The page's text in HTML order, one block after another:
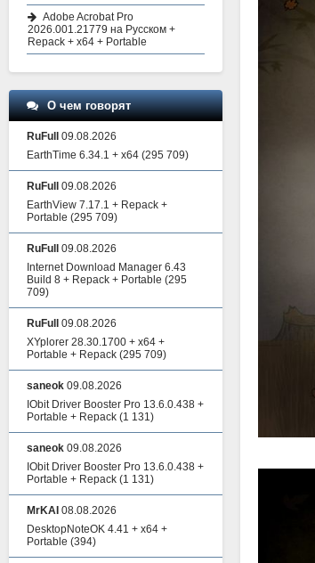
Adobe Acrobat Pro
2026.001.21779 на Русском +
Repack + x64 + Portable
О чем говорят
RuFull
09.08.2026
EarthTime 6.34.1 + x64 (295 709)
RuFull
09.08.2026
EarthView 7.17.1 + Repack +
Portable (295 709)
RuFull
09.08.2026
Internet Download Manager 6.43
Build 8 + Repack + Portable (295
709)
RuFull
09.08.2026
XYplorer 28.30.1700 + x64 +
Portable + Repack (295 709)
saneok 09.08.2026
IObit Driver Booster Pro 13.6.0.438 +
Portable + Repack (1 131)
saneok 09.08.2026
IObit Driver Booster Pro 13.6.0.438 +
Portable + Repack (1 131)
MrKAI 08.08.2026
DesktopNoteOK 4.41 + x64 +
Portable (394)